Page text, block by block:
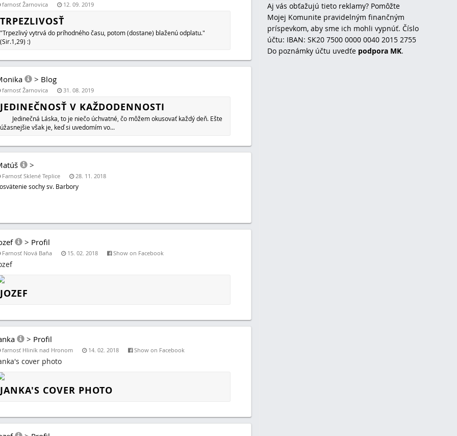
farnosť Žarnovica 12. 09. 2019
TRPEZLIVOSŤ
"Trpezlivý vytrvá do príhodného času, potom (dostane) blaženú odplatu."
(Sir.1,29) :)
> Blog
farnosť Žarnovica 31. 08. 2019
JEDINEČNOSŤ V KAŽDODENNOSTI
Jedinečná Láska, to je niečo úchvatné, čo môžem okusovať každý deň. Ešte
úžasnejšie však je, keď si uvedomím vo...
>
Farnosť Sklené Teplice 28. 11. 2018
sochy sv. Barbory
> Profil
Farnosť Nová Baňa 15. 02. 2018 Show on Facebook
JOZEF
> Profil
farnosť Hliník nad Hronom 14. 02. 2018 Show on Facebook
cover photo
JANKA'S COVER PHOTO
Aj vás obťažujú tieto reklamy? Pomôžte
Mojej Komunite pravidelným finančným
príspevkom, aby sme ich mohli vypnúť. Číslo
účtu: IBAN: SK20 7500 0000 0040 2015 2755
Do poznámky účtu uvedťe podpora MK.